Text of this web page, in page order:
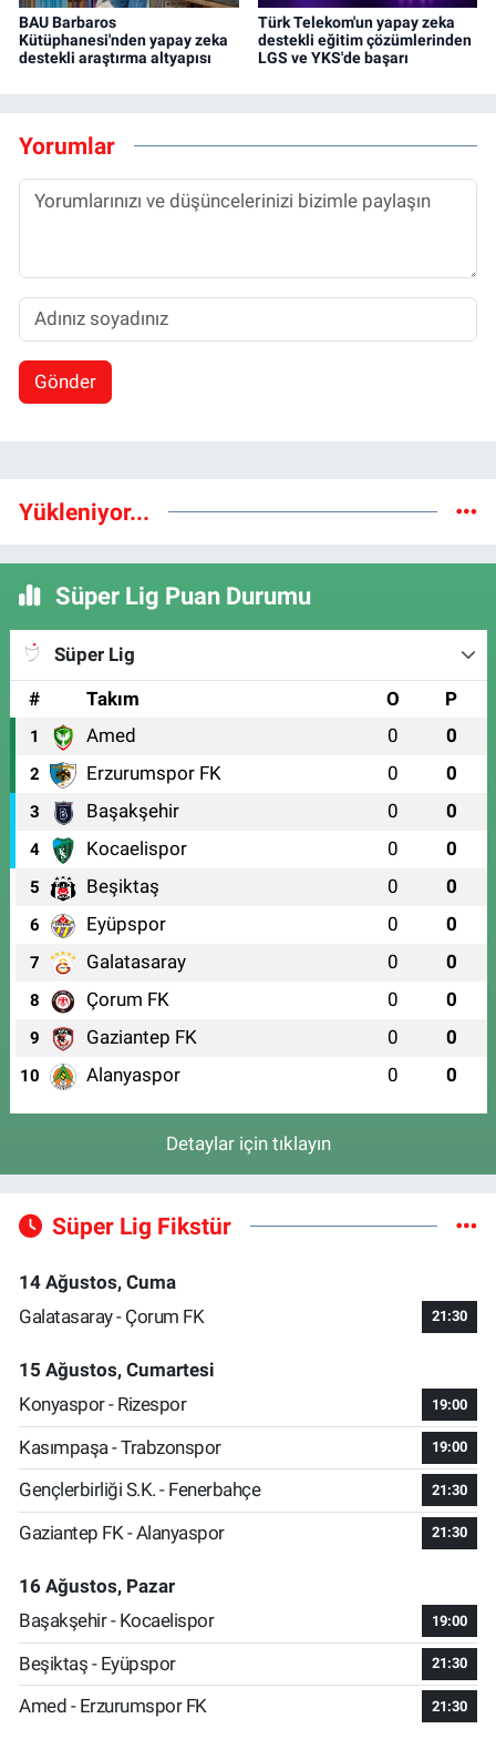
BAU Barbaros
Kütüphanesi'nden yapay zeka
destekli araştırma altyapısı
Türk Telekom'un yapay zeka
destekli eğitim çözümlerinden
LGS ve YKS'de başarı
Yorumlar
Gönder
Yükleniyor...
Süper Lig Puan Durumu
Süper Lig
#
Takım O P
1 Amed 0 0
2 Erzurumspor FK 0 0
3 Başakşehir 0 0
4 Kocaelispor 0 0
5 Beşiktaş 0 0
6 Eyüpspor 0 0
7 Galatasaray 0 0
8 Çorum FK 0 0
9 Gaziantep FK 0 0
10 Alanyaspor 0 0
Detaylar için tıklayın
Süper Lig Fikstür
14 Ağustos, Cuma
Galatasaray - Çorum FK
21:30
15 Ağustos, Cumartesi
Konyaspor - Rizespor
19:00
Kasımpaşa - Trabzonspor 19:00
Gençlerbirliği S.K. - Fenerbahçe 21:30
Gaziantep FK - Alanyaspor 21:30
16 Ağustos, Pazar
Başakşehir - Kocaelispor
19:00
Beşiktaş - Eyüpspor 21:30
Amed - Erzurumspor FK 21:30